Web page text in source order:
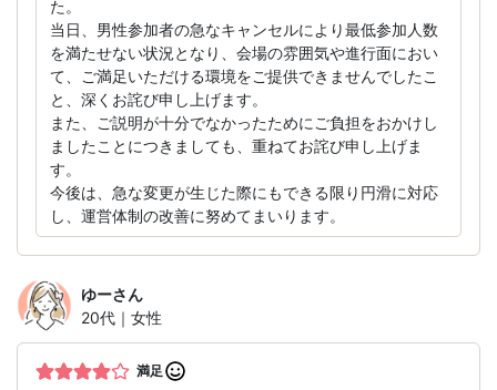
た。
当日、男性参加者の急なキャンセルにより最低参加人数
を満たせない状況となり、会場の雰囲気や進行面におい
て、ご満足いただける環境をご提供できませんでしたこ
と、深くお詫び申し上げます。
また、ご説明が十分でなかったためにご負担をおかけし
ましたことにつきましても、重ねてお詫び申し上げま
す。
今後は、急な変更が生じた際にもできる限り円滑に対応
し、運営体制の改善に努めてまいります。
ゆーさん
20代｜女性
満足